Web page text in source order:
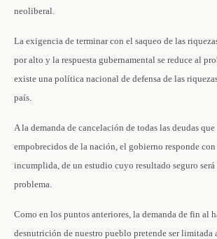
neoliberal.
La exigencia de terminar con el saqueo de las
por alto y la respuesta gubernamental se reduce al
existe una política nacional de defensa de las
país.
A la demanda de cancelación de todas las deudas
empobrecidos de la nación, el gobierno responde con
incumplida, de un estudio cuyo resultado seguro será
problema.
Como en los puntos anteriores, la demanda de fin al
desnutrición de nuestro pueblo pretende ser limitada